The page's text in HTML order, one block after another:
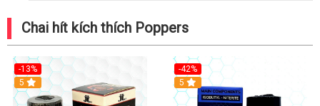
Chai hít kích thích Poppers
-13%
5
-42%
5